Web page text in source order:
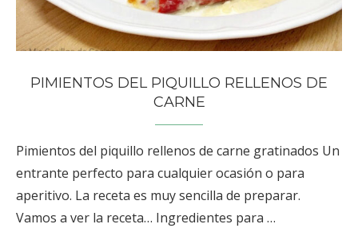
PIMIENTOS DEL PIQUILLO RELLENOS DE
CARNE
Pimientos del piquillo rellenos de carne gratinados Un
entrante perfecto para cualquier ocasión o para
aperitivo. La receta es muy sencilla de preparar.
Vamos a ver la receta… Ingredientes para …